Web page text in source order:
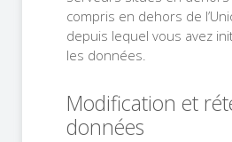
compris en dehors de
depuis lequel vous avez
les données.
Modification et
données